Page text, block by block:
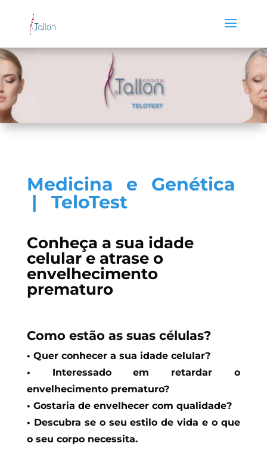
Medicina e Genética
| TeloTest
Conheça a sua idade
celular e atrase o
envelhecimento
prematuro
Como estão as suas células?
• Quer conhecer a sua idade celular?
• Interessado em retardar o
envelhecimento prematuro?
• Gostaria de envelhecer com qualidade?
• Descubra se o seu estilo de vida e o que
o seu corpo necessita.